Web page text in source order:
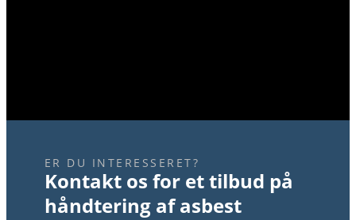
ER DU INTERESSERET?
Kontakt os for et tilbud på
håndtering af asbest